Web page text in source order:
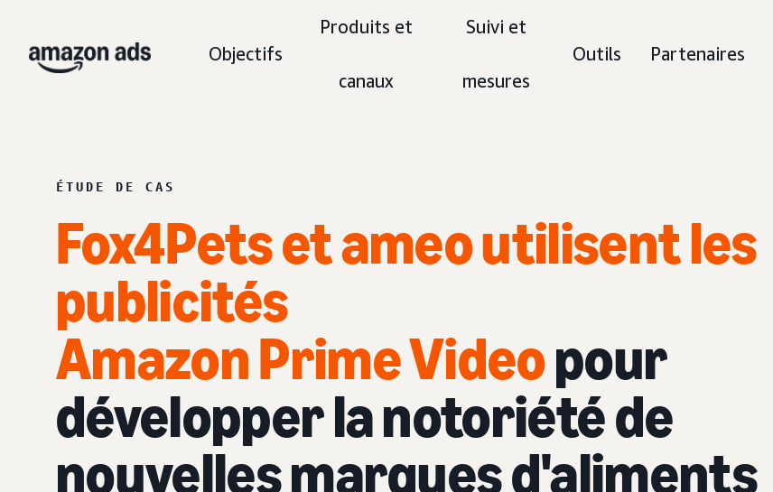
Objectifs
Produits et
canaux
Suivi et
mesures
Outils Partenaires
ÉTUDE DE CAS
Fox4Pets et ameo utilisent les
publicités
Amazon Prime Videopour
développer la notoriété de
nouvelles marques d'aliments